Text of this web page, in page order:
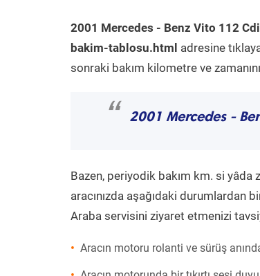
2001 Mercedes - Benz Vito 112 Cdi
bakim-tablosu.html adresine
sonraki bakım kilometre ve
“ 2001 Mercedes -
Bazen, periyodik bakım km. si yâda
aracınızda aşağıdaki durumlardan
Araba servisini ziyaret etmenizi
Aracın motoru rolanti ve sürüş